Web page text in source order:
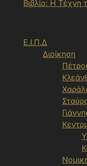
Βιβλίο: Η Τέχνη
Ε.Ι.Π.Δ
Διοίκηση